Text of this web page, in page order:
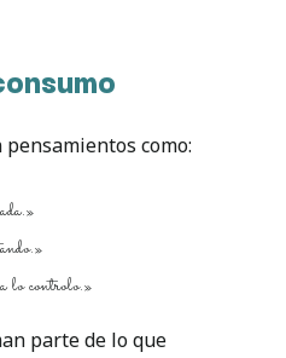
como:
lo controlo.»
parte de lo que